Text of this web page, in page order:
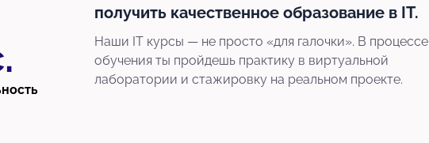
получить качественное образование в IT.
Наши IT курсы — не просто «для галочки». В процессе
обучения ты пройдешь практику в виртуальной
лаборатории и стажировку на реальном проекте.